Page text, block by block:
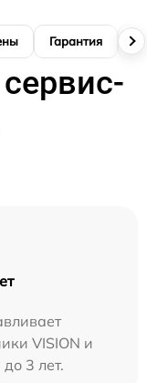
Гарантия
VISION и
3 лет.